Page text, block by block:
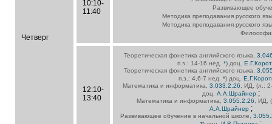
Четверг
10:10-
11:40
Развивающее
Методика преподавания русского
Методика преподавания русского
12:10-
13:40
Теоретическая фонетика английского языка,
п.з.: 14-16 нед.*) доц.
Теоретическая фонетика английского языка,
п.з.: 4,6-7 нед. *) доц.
Математика и информатика,3.033.2.26
, ИД, (л.:
доц.А.А.Шрайнер ;
Математика и информатика,3.055.2.26
, ИД,
А.А.Шрайнер ;
Развивающее обучение в начальной школе,